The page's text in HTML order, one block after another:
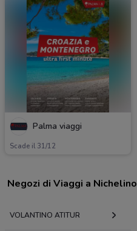
Palma viaggi
Scade il 31/12
Negozi di Viaggi a Nichelino
VOLANTINO ATITUR